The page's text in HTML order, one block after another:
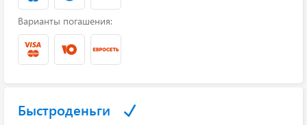
Варианты погашения:
Быстроденьги